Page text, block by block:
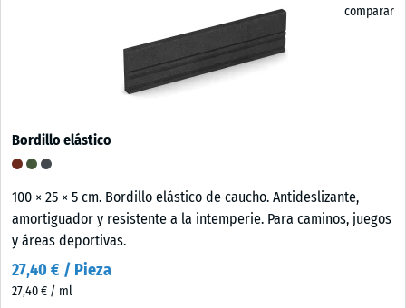
comparar
Bordillo elástico
100 × 25 × 5 cm. Bordillo elástico de caucho. Antideslizante,
amortiguador y resistente a la intemperie. Para caminos, juegos
y áreas deportivas.
27,40 € / Pieza
27,40 € / ml